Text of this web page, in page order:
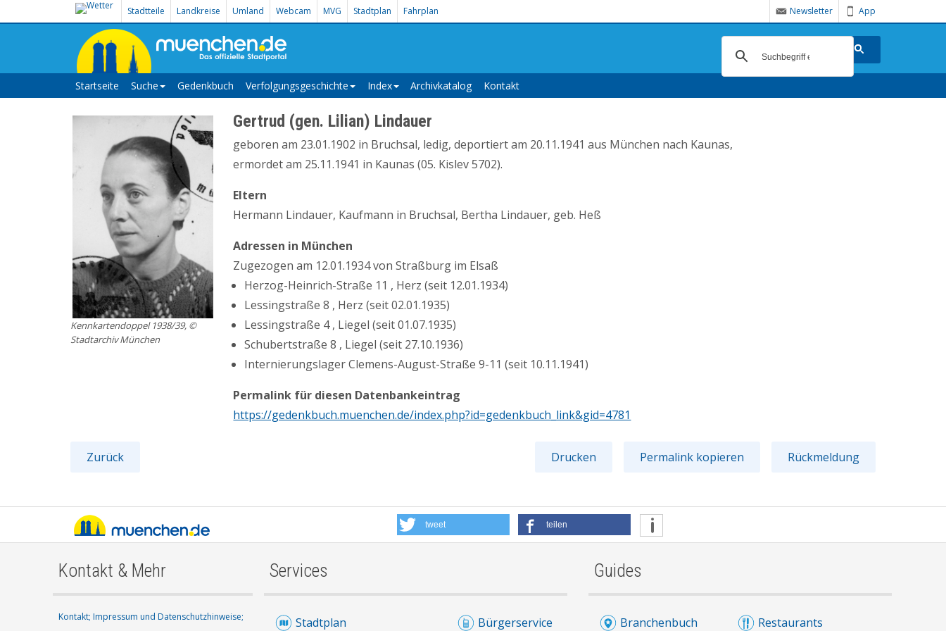
Stadtteile Landkreise Umland Webcam MVG Stadtplan Fahrplan Newsletter App
Startseite Suche Gedenkbuch Verfolgungsgeschichte Index Archivkatalog Kontakt
Kennkartendoppel 1938/39, ©
Stadtarchiv München
Gertrud (gen. Lilian) Lindauer
geboren am 23.01.1902 in Bruchsal, ledig, deportiert am 20.11.1941 aus München nach Kaunas,
ermordet am 25.11.1941 in Kaunas (05. Kislev 5702).
Eltern
Hermann Lindauer, Kaufmann in Bruchsal, Bertha Lindauer, geb. Heß
Adressen in München
Zugezogen am 12.01.1934 von Straßburg im Elsaß
Herzog-Heinrich-Straße 11 , Herz (seit 12.01.1934)
Lessingstraße 8 , Herz (seit 02.01.1935)
Lessingstraße 4 , Liegel (seit 01.07.1935)
Schubertstraße 8 , Liegel (seit 27.10.1936)
Internierungslager Clemens-August-Straße 9-11 (seit 10.11.1941)
Permalink für diesen Datenbankeintrag
https://gedenkbuch.muenchen.de/index.php?id=gedenkbuch_link&gid=4781
Zurück Rückmeldung
Permalink kopieren
Drucken
tweet teilen
Kontakt & Mehr
Kontakt; Impressum und Datenschutzhinweise;
Services
Stadtplan Bürgerservice
Guides
Branchenbuch Restaurants